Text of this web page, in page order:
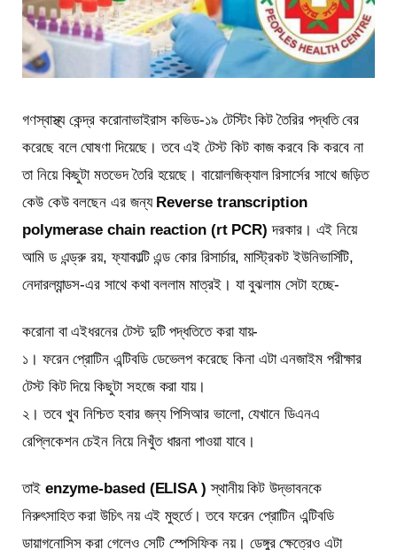
গণস্বাস্থ্য কেন্দ্র করোনাভাইরাস কভিড-১৯ টেস্টিং কিট তৈরির পদ্ধতি বের
করেছে বলে ঘোষণা দিয়েছে। তবে এই টেস্ট কিট কাজ করবে কি করবে না
তা নিয়ে কিছুটা মতভেদ তৈরি হয়েছে। বায়োলজিক্যাল রিসার্সের সাথে জড়িত
কেউ কেউ বলছেন এর জন্য Reverse transcription
polymerase chain reaction (rt PCR) দরকার। এই নিয়ে
আমি ড এন্ড্রু রয়, ফ্যাকাল্টি এন্ড কোর রিসার্চার, মাস্ট্রিকট ইউনিভার্সিটি,
নেদারল্যান্ডস-এর সাথে কথা বললাম মাত্রই। যা বুঝলাম সেটা হচ্ছে-
করোনা বা এইধরনের টেস্ট দুটি পদ্ধতিতে করা যায়-
১। ফরেন প্রোটিন এন্টিবডি ডেভেলপ করেছে কিনা এটা এনজাইম পরীক্ষার
টেস্ট কিট দিয়ে কিছুটা সহজে করা যায়।
২। তবে খুব নিশ্চিত হবার জন্য পিসিআর ভালো, যেখানে ডিএনএ
রেপ্লিকেশন চেইন নিয়ে নিখুঁত ধারনা পাওয়া যাবে।
তাই enzyme-based (ELISA ) স্থানীয় কিট উদ্ভাবনকে
নিরুৎসাহিত করা উচিৎ নয় এই মুহুর্তে। তবে ফরেন প্রোটিন এন্টিবডি
ডায়াগনোসিস করা গেলেও সেটি স্পেসিফিক নয়। ডেঙ্গুর ক্ষেত্রেও এটা